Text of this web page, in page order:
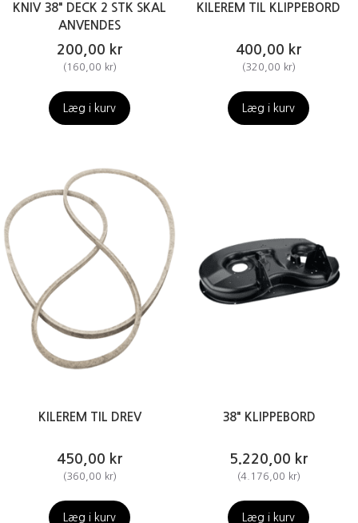
KNIV 38" DECK 2 STK SKAL
ANVENDES
200,00 kr
(160,00 kr)
Læg i kurv
KILEREM TIL KLIPPEBORD
400,00 kr
(320,00 kr)
Læg i kurv
KILEREM TIL DREV
450,00 kr
(360,00 kr)
Læg i kurv
38" KLIPPEBORD
5.220,00 kr
(4.176,00 kr)
Læg i kurv